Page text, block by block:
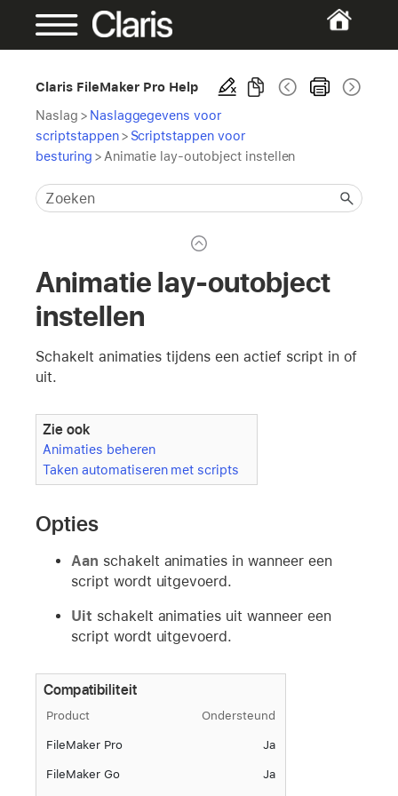
Claris FileMaker Pro Help
Naslag > Naslaggegevens voor
scriptstappen > Scriptstappen voor
besturing > Animatie lay-outobject instellen
Animatie lay-outobject
instellen
Schakelt animaties tijdens een actief script in of
uit.
Zie ook
Animaties beheren
Taken automatiseren met scripts
Opties
Aan schakelt animaties in wanneer een
script wordt uitgevoerd.
Uit schakelt animaties uit wanneer een
script wordt uitgevoerd.
Compatibiliteit
Product Ondersteund
FileMaker Pro Ja
FileMaker Go Ja